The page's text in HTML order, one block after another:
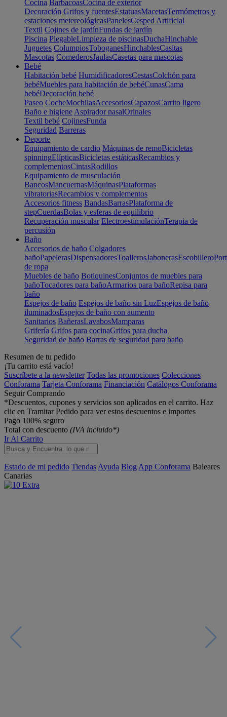
Cocina BarbacoasCocina de exterior
Decoración Grifos y fuentesEstatuasMacetasTermómetros y
estaciones metereológicasPanelesCesped Artificial
Textil Cojines de jardínFundas de jardín
Piscina PlegableLimpieza de piscinasDuchaHinchable
Juguetes ColumpiosToboganesHinchablesCasitas
Mascotas ComederosJaulasCasetas para mascotas
Bebé
Habitación bebé HumidificadoresCestasColchón para
bebéMuebles para habitación de bebéCunasCama
bebéDecoración bebé
Paseo CocheMochilasAccesoriosCapazosCarrito ligero
Baño e higiene Aspirador nasalOrinales
Textil bebé CojinesFunda
Seguridad Barreras
Deporte
Equipamiento de cardio Máquinas de remoBicicletas
spinningElípticasBicicletas estáticasRecambios y
complementosCintasRodillos
Equipamiento de musculación
BancosMancuernasMáquinasPlataformas
vibratoriasRecambios y complementos
Accesorios fitness BandasBarrasPlataforma de
stepCuerdasBolas y esferas de equilibrio
Recuperación muscular ElectroestimulaciónTerapia de
percusión
Baño
Accesorios de baño Colgadores
bañoPapelerasDispensadoresToallerosJabonerasEscobillero
de ropa
Muebles de baño BotiquinesConjuntos de muebles para
bañoTocadores para bañoArmarios para bañoRepisa para
baño
Espejos de baño Espejos de baño sin LuzEspejos de baño
iluminadosEspejos de baño con aumento
Sanitarios BañerasLavabosMamparas
Grifería Grifos para cocinaGrifos para ducha
Seguridad de baño Barras de seguridad para baño
Resumen de tu pedido
¡Tu carrito está vacío!
Suscríbete a la newsletter Todas las promociones Colecciones
Conforama Tarjeta Conforama Financiación Catálogos Conforama
Seguir Comprando
*Descuentos, cupones y servicios son aplicados en el carrito. Haz
clic en Tramitar Pedido para ver estos descuentos e importes
Pago 100% seguro
Total con descuento (IVA incluido*)
Ir Al Carrito
Estado de mi pedido Tiendas Ayuda Blog App Conforama Baleares
Canarias